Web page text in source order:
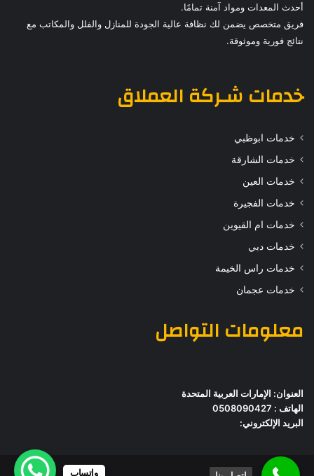
أحدث المعدات ومواد آمنة تمامًا.
فريق متخصص يضمن لك نظافة عالية الجودة للمنازل والفلل والمكاتب مع
نتائج فورية وموثوقة.
خدمات شـركة العملاق
خدمات ابوظبي
خدمات الشارقة
خدمات العين
خدمات الفجيرة
خدمات ام القيوين
خدمات دبي
خدمات راس الخيمة
خدمات عجمان
معلومات التواصل
العنوان: الإمارات العربية المتحدة
الهاتف : 0508090427
البريد الإلكتروني:
واتساب